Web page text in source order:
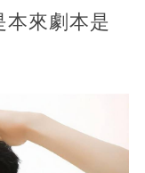
本來劇本是